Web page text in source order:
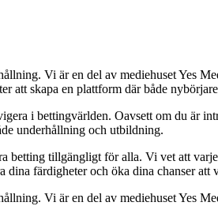
Vi är en del av mediehuset Yes
att skapa en plattform där både
i bettingvärlden. Oavsett om du är
underhållning och utbildning.
tillgängligt för alla. Vi vet att
färdigheter och öka dina chanser att
Vi är en del av mediehuset Yes